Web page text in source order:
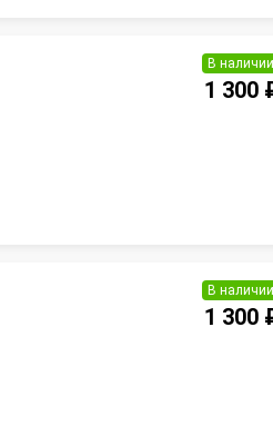
В наличии
1 300
В наличии
1 300